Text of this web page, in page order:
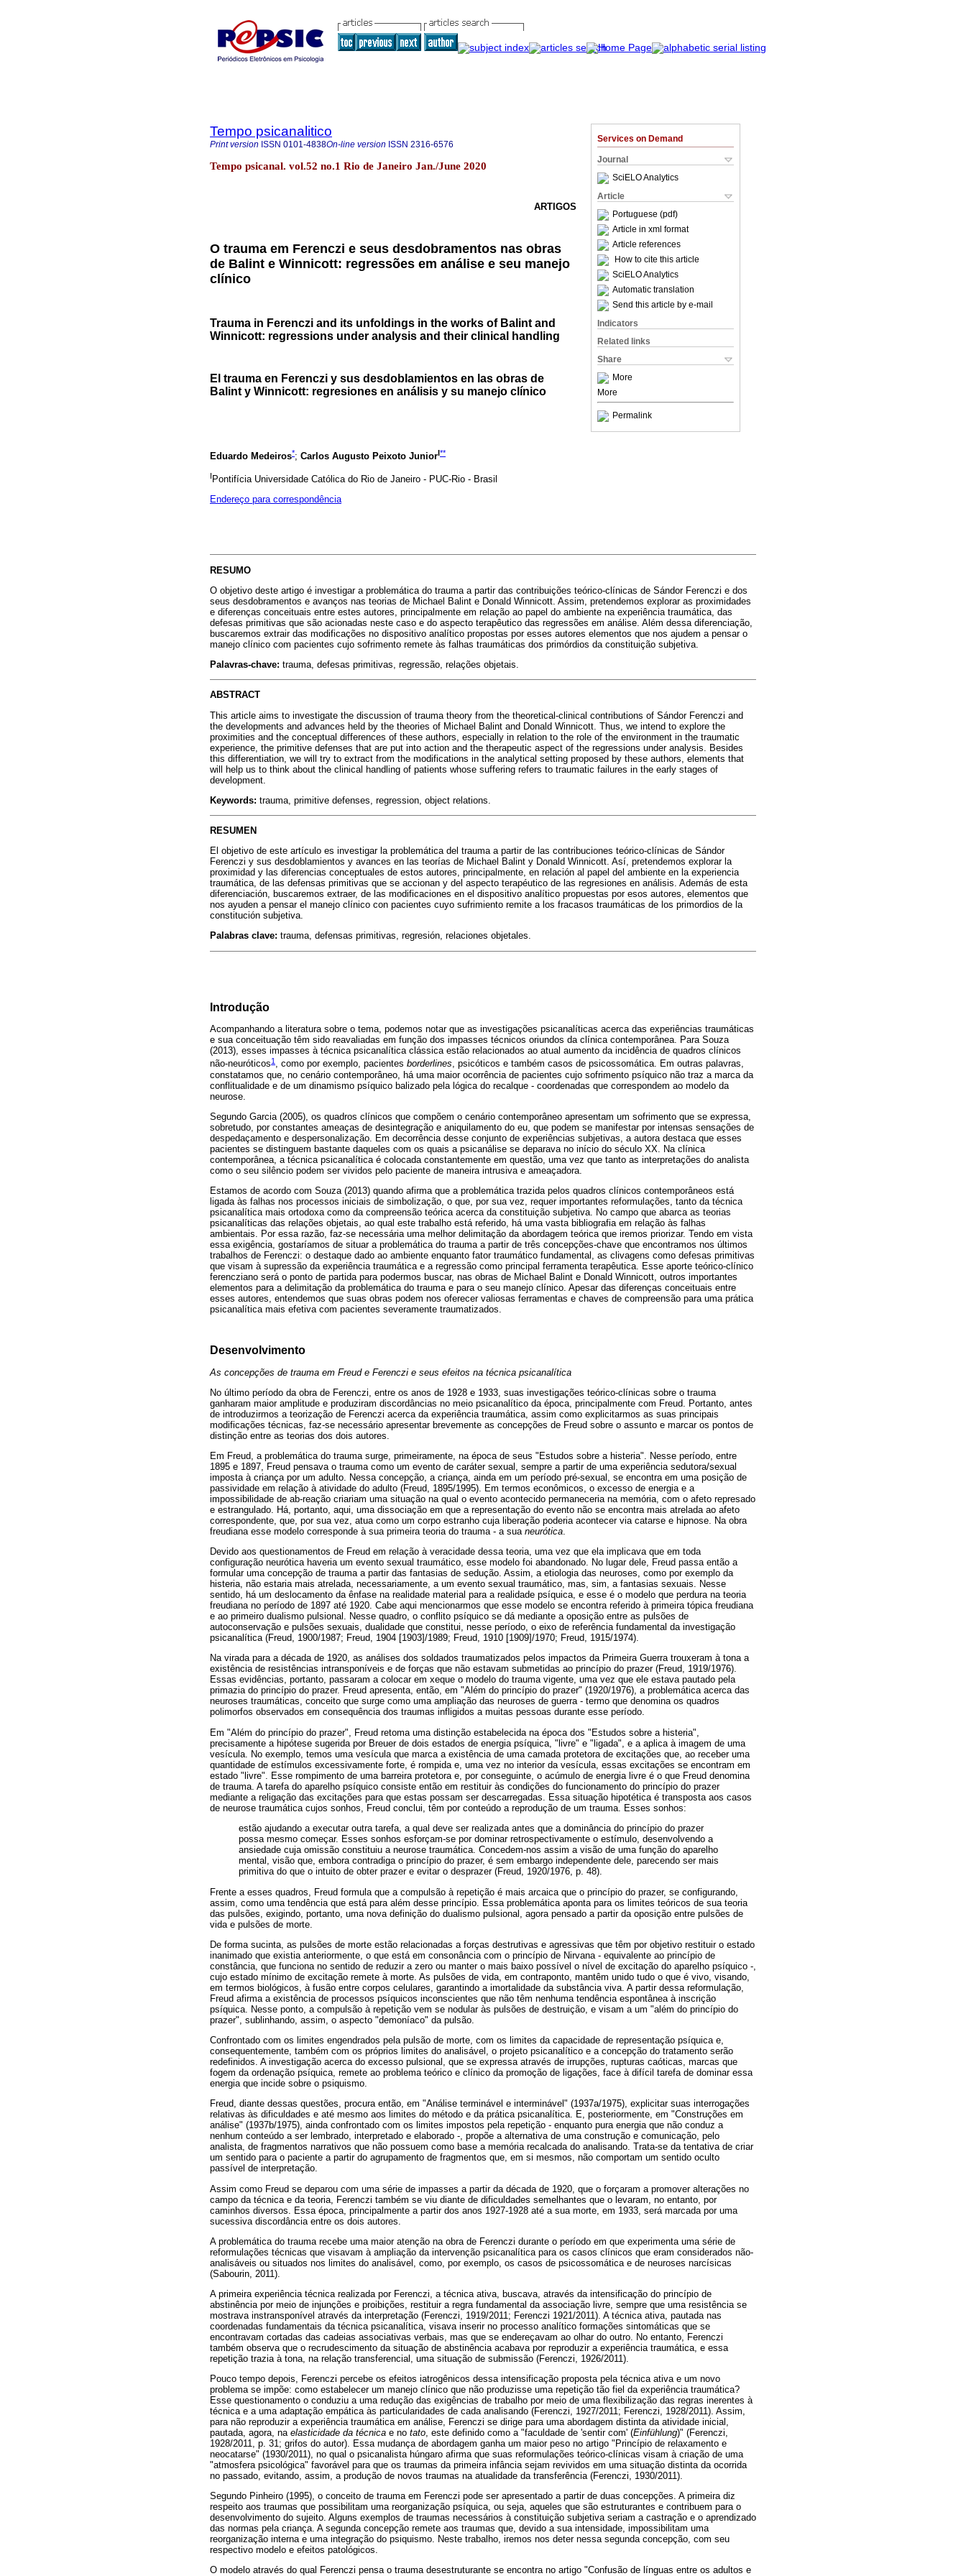
Services on Demand
Journal
SciELO Analytics
Article
Portuguese (pdf)
Article in xml format
Article references
How to cite this article
SciELO Analytics
Automatic translation
Send this article by e-mail
Indicators
Related links
Share
More
More
Permalink
Tempo psicanalitico
Print version ISSN 0101-4838On-line version ISSN 2316-6576
Tempo psicanal. vol.52 no.1 Rio de Janeiro Jan./June 2020
ARTIGOS
O trauma em Ferenczi e seus desdobramentos nas obras
de Balint e Winnicott: regressões em análise e seu manejo
clínico
Trauma in Ferenczi and its unfoldings in the works of Balint and
Winnicott: regressions under analysis and their clinical handling
El trauma en Ferenczi y sus desdoblamientos en las obras de
Balint y Winnicott: regresiones en análisis y su manejo clínico
Eduardo Medeiros*; Carlos Augusto Peixoto JuniorI**
IPontifícia Universidade Católica do Rio de Janeiro - PUC-Rio - Brasil
Endereço para correspondência
RESUMO
O objetivo deste artigo é investigar a problemática do trauma a partir das contribuições teórico-clínicas de Sándor Ferenczi e dos
seus desdobramentos e avanços nas teorias de Michael Balint e Donald Winnicott. Assim, pretendemos explorar as proximidades
e diferenças conceituais entre estes autores, principalmente em relação ao papel do ambiente na experiência traumática, das
defesas primitivas que são acionadas neste caso e do aspecto terapêutico das regressões em análise. Além dessa diferenciação,
buscaremos extrair das modificações no dispositivo analítico propostas por esses autores elementos que nos ajudem a pensar o
manejo clínico com pacientes cujo sofrimento remete às falhas traumáticas dos primórdios da constituição subjetiva.
Palavras-chave: trauma, defesas primitivas, regressão, relações objetais.
ABSTRACT
This article aims to investigate the discussion of trauma theory from the theoretical-clinical contributions of Sándor Ferenczi and
the developments and advances held by the theories of Michael Balint and Donald Winnicott. Thus, we intend to explore the
proximities and the conceptual differences of these authors, especially in relation to the role of the environment in the traumatic
experience, the primitive defenses that are put into action and the therapeutic aspect of the regressions under analysis. Besides
this differentiation, we will try to extract from the modifications in the analytical setting proposed by these authors, elements that
will help us to think about the clinical handling of patients whose suffering refers to traumatic failures in the early stages of
development.
Keywords: trauma, primitive defenses, regression, object relations.
RESUMEN
El objetivo de este artículo es investigar la problemática del trauma a partir de las contribuciones teórico-clínicas de Sándor
Ferenczi y sus desdoblamientos y avances en las teorías de Michael Balint y Donald Winnicott. Así, pretendemos explorar la
proximidad y las diferencias conceptuales de estos autores, principalmente, en relación al papel del ambiente en la experiencia
traumática, de las defensas primitivas que se accionan y del aspecto terapéutico de las regresiones en análisis. Además de esta
diferenciación, buscaremos extraer, de las modificaciones en el dispositivo analítico propuestas por esos autores, elementos que
nos ayuden a pensar el manejo clínico con pacientes cuyo sufrimiento remite a los fracasos traumáticas de los primordios de la
constitución subjetiva.
Palabras clave: trauma, defensas primitivas, regresión, relaciones objetales.
Introdução
Acompanhando a literatura sobre o tema, podemos notar que as investigações psicanalíticas acerca das experiências traumáticas
e sua conceituação têm sido reavaliadas em função dos impasses técnicos oriundos da clínica contemporânea. Para Souza
(2013), esses impasses à técnica psicanalítica clássica estão relacionados ao atual aumento da incidência de quadros clínicos
não-neuróticos1 , como por exemplo, pacientes borderlines, psicóticos e também casos de psicossomática. Em outras palavras,
constatamos que, no cenário contemporâneo, há uma maior ocorrência de pacientes cujo sofrimento psíquico não traz a marca da
conflitualidade e de um dinamismo psíquico balizado pela lógica do recalque - coordenadas que correspondem ao modelo da
neurose.
Segundo Garcia (2005), os quadros clínicos que compõem o cenário contemporâneo apresentam um sofrimento que se expressa,
sobretudo, por constantes ameaças de desintegração e aniquilamento do eu, que podem se manifestar por intensas sensações de
despedaçamento e despersonalização. Em decorrência desse conjunto de experiências subjetivas, a autora destaca que esses
pacientes se distinguem bastante daqueles com os quais a psicanálise se deparava no início do século XX. Na clínica
contemporânea, a técnica psicanalítica é colocada constantemente em questão, uma vez que tanto as interpretações do analista
como o seu silêncio podem ser vividos pelo paciente de maneira intrusiva e ameaçadora.
Estamos de acordo com Souza (2013) quando afirma que a problemática trazida pelos quadros clínicos contemporâneos está
ligada às falhas nos processos iniciais de simbolização, o que, por sua vez, requer importantes reformulações, tanto da técnica
psicanalítica mais ortodoxa como da compreensão teórica acerca da constituição subjetiva. No campo que abarca as teorias
psicanalíticas das relações objetais, ao qual este trabalho está referido, há uma vasta bibliografia em relação às falhas
ambientais. Por essa razão, faz-se necessária uma melhor delimitação da abordagem teórica que iremos priorizar. Tendo em vista
essa exigência, gostaríamos de situar a problemática do trauma a partir de três concepções-chave que encontramos nos últimos
trabalhos de Ferenczi: o destaque dado ao ambiente enquanto fator traumático fundamental, as clivagens como defesas primitivas
que visam à supressão da experiência traumática e a regressão como principal ferramenta terapêutica. Esse aporte teórico-clínico
ferencziano será o ponto de partida para podermos buscar, nas obras de Michael Balint e Donald Winnicott, outros importantes
elementos para a delimitação da problemática do trauma e para o seu manejo clínico. Apesar das diferenças conceituais entre
esses autores, entendemos que suas obras podem nos oferecer valiosas ferramentas e chaves de compreensão para uma prática
psicanalítica mais efetiva com pacientes severamente traumatizados.
Desenvolvimento
As concepções de trauma em Freud e Ferenczi e seus efeitos na técnica psicanalítica
No último período da obra de Ferenczi, entre os anos de 1928 e 1933, suas investigações teórico-clínicas sobre o trauma
ganharam maior amplitude e produziram discordâncias no meio psicanalítico da época, principalmente com Freud. Portanto, antes
de introduzirmos a teorização de Ferenczi acerca da experiência traumática, assim como explicitarmos as suas principais
modificações técnicas, faz-se necessário apresentar brevemente as concepções de Freud sobre o assunto e marcar os pontos de
distinção entre as teorias dos dois autores.
Em Freud, a problemática do trauma surge, primeiramente, na época de seus "Estudos sobre a histeria". Nesse período, entre
1895 e 1897, Freud pensava o trauma como um evento de caráter sexual, sempre a partir de uma experiência sedutora/sexual
imposta à criança por um adulto. Nessa concepção, a criança, ainda em um período pré-sexual, se encontra em uma posição de
passividade em relação à atividade do adulto (Freud, 1895/1995). Em termos econômicos, o excesso de energia e a
impossibilidade de ab-reação criariam uma situação na qual o evento acontecido permaneceria na memória, com o afeto represado
e estrangulado. Há, portanto, aqui, uma dissociação em que a representação do evento não se encontra mais atrelada ao afeto
correspondente, que, por sua vez, atua como um corpo estranho cuja liberação poderia acontecer via catarse e hipnose. Na obra
freudiana esse modelo corresponde à sua primeira teoria do trauma - a sua neurótica.
Devido aos questionamentos de Freud em relação à veracidade dessa teoria, uma vez que ela implicava que em toda
configuração neurótica haveria um evento sexual traumático, esse modelo foi abandonado. No lugar dele, Freud passa então a
formular uma concepção de trauma a partir das fantasias de sedução. Assim, a etiologia das neuroses, como por exemplo da
histeria, não estaria mais atrelada, necessariamente, a um evento sexual traumático, mas, sim, a fantasias sexuais. Nesse
sentido, há um deslocamento da ênfase na realidade material para a realidade psíquica, e esse é o modelo que perdura na teoria
freudiana no período de 1897 até 1920. Cabe aqui mencionarmos que esse modelo se encontra referido à primeira tópica freudiana
e ao primeiro dualismo pulsional. Nesse quadro, o conflito psíquico se dá mediante a oposição entre as pulsões de
autoconservação e pulsões sexuais, dualidade que constitui, nesse período, o eixo de referência fundamental da investigação
psicanalítica (Freud, 1900/1987; Freud, 1904 [1903]/1989; Freud, 1910 [1909]/1970; Freud, 1915/1974).
Na virada para a década de 1920, as análises dos soldados traumatizados pelos impactos da Primeira Guerra trouxeram à tona a
existência de resistências intransponíveis e de forças que não estavam submetidas ao princípio do prazer (Freud, 1919/1976).
Essas evidências, portanto, passaram a colocar em xeque o modelo do trauma vigente, uma vez que ele estava pautado pela
primazia do princípio do prazer. Freud apresenta, então, em "Além do princípio do prazer" (1920/1976), a problemática acerca das
neuroses traumáticas, conceito que surge como uma ampliação das neuroses de guerra - termo que denomina os quadros
polimorfos observados em consequência dos traumas infligidos a muitas pessoas durante esse período.
Em "Além do princípio do prazer", Freud retoma uma distinção estabelecida na época dos "Estudos sobre a histeria",
precisamente a hipótese sugerida por Breuer de dois estados de energia psíquica, "livre" e "ligada", e a aplica à imagem de uma
vesícula. No exemplo, temos uma vesícula que marca a existência de uma camada protetora de excitações que, ao receber uma
quantidade de estímulos excessivamente forte, é rompida e, uma vez no interior da vesícula, essas excitações se encontram em
estado "livre". Esse rompimento de uma barreira protetora e, por conseguinte, o acúmulo de energia livre é o que Freud denomina
de trauma. A tarefa do aparelho psíquico consiste então em restituir às condições do funcionamento do princípio do prazer
mediante a religação das excitações para que estas possam ser descarregadas. Essa situação hipotética é transposta aos casos
de neurose traumática cujos sonhos, Freud conclui, têm por conteúdo a reprodução de um trauma. Esses sonhos:
estão ajudando a executar outra tarefa, a qual deve ser realizada antes que a dominância do princípio do prazer
possa mesmo começar. Esses sonhos esforçam-se por dominar retrospectivamente o estímulo, desenvolvendo a
ansiedade cuja omissão constituiu a neurose traumática. Concedem-nos assim a visão de uma função do aparelho
mental, visão que, embora contradiga o princípio do prazer, é sem embargo independente dele, parecendo ser mais
primitiva do que o intuito de obter prazer e evitar o desprazer (Freud, 1920/1976, p. 48).
Frente a esses quadros, Freud formula que a compulsão à repetição é mais arcaica que o princípio do prazer, se configurando,
assim, como uma tendência que está para além desse princípio. Essa problemática aponta para os limites teóricos de sua teoria
das pulsões, exigindo, portanto, uma nova definição do dualismo pulsional, agora pensado a partir da oposição entre pulsões de
vida e pulsões de morte.
De forma sucinta, as pulsões de morte estão relacionadas a forças destrutivas e agressivas que têm por objetivo restituir o estado
inanimado que existia anteriormente, o que está em consonância com o princípio de Nirvana - equivalente ao princípio de
constância, que funciona no sentido de reduzir a zero ou manter o mais baixo possível o nível de excitação do aparelho psíquico -,
cujo estado mínimo de excitação remete à morte. As pulsões de vida, em contraponto, mantêm unido tudo o que é vivo, visando,
em termos biológicos, à fusão entre corpos celulares, garantindo a imortalidade da substância viva. A partir dessa reformulação,
Freud afirma a existência de processos psíquicos inconscientes que não têm nenhuma tendência espontânea à inscrição
psíquica. Nesse ponto, a compulsão à repetição vem se nodular às pulsões de destruição, e visam a um "além do princípio do
prazer", sublinhando, assim, o aspecto "demoníaco" da pulsão.
Confrontado com os limites engendrados pela pulsão de morte, com os limites da capacidade de representação psíquica e,
consequentemente, também com os próprios limites do analisável, o projeto psicanalítico e a concepção do tratamento serão
redefinidos. A investigação acerca do excesso pulsional, que se expressa através de irrupções, rupturas caóticas, marcas que
fogem da ordenação psíquica, remete ao problema teórico e clínico da promoção de ligações, face à difícil tarefa de dominar essa
energia que incide sobre o psiquismo.
Freud, diante dessas questões, procura então, em "Análise terminável e interminável" (1937a/1975), explicitar suas interrogações
relativas às dificuldades e até mesmo aos limites do método e da prática psicanalítica. E, posteriormente, em "Construções em
análise" (1937b/1975), ainda confrontado com os limites impostos pela repetição - enquanto pura energia que não conduz a
nenhum conteúdo a ser lembrado, interpretado e elaborado -, propõe a alternativa de uma construção e comunicação, pelo
analista, de fragmentos narrativos que não possuem como base a memória recalcada do analisando. Trata-se da tentativa de criar
um sentido para o paciente a partir do agrupamento de fragmentos que, em si mesmos, não comportam um sentido oculto
passível de interpretação.
Assim como Freud se deparou com uma série de impasses a partir da década de 1920, que o forçaram a promover alterações no
campo da técnica e da teoria, Ferenczi também se viu diante de dificuldades semelhantes que o levaram, no entanto, por
caminhos diversos. Essa época, principalmente a partir dos anos 1927-1928 até a sua morte, em 1933, será marcada por uma
sucessiva discordância entre os dois autores.
A problemática do trauma recebe uma maior atenção na obra de Ferenczi durante o período em que experimenta uma série de
reformulações técnicas que visavam à ampliação da intervenção psicanalítica para os casos clínicos que eram considerados não-
analisáveis ou situados nos limites do analisável, como, por exemplo, os casos de psicossomática e de neuroses narcísicas
(Sabourin, 2011).
A primeira experiência técnica realizada por Ferenczi, a técnica ativa, buscava, através da intensificação do princípio de
abstinência por meio de injunções e proibições, restituir a regra fundamental da associação livre, sempre que uma resistência se
mostrava instransponível através da interpretação (Ferenczi, 1919/2011; Ferenczi 1921/2011). A técnica ativa, pautada nas
coordenadas fundamentais da técnica psicanalítica, visava inserir no processo analítico formações sintomáticas que se
encontravam cortadas das cadeias associativas verbais, mas que se endereçavam ao olhar do outro. No entanto, Ferenczi
também observa que o recrudescimento da situação de abstinência acabava por reproduzir a experiência traumática, e essa
repetição trazia à tona, na relação transferencial, uma situação de submissão (Ferenczi, 1926/2011).
Pouco tempo depois, Ferenczi percebe os efeitos iatrogênicos dessa intensificação proposta pela técnica ativa e um novo
problema se impõe: como estabelecer um manejo clínico que não produzisse uma repetição tão fiel da experiência traumática?
Esse questionamento o conduziu a uma redução das exigências de trabalho por meio de uma flexibilização das regras inerentes à
técnica e a uma adaptação empática às particularidades de cada analisando (Ferenczi, 1927/2011; Ferenczi, 1928/2011). Assim,
para não reproduzir a experiência traumática em análise, Ferenczi se dirige para uma abordagem distinta da atividade inicial,
pautada, agora, na elasticidade da técnica e no tato, este definido como a "faculdade de 'sentir com' (Einfühlung)" (Ferenczi,
1928/2011, p. 31; grifos do autor). Essa mudança de abordagem ganha um maior peso no artigo "Princípio de relaxamento e
neocatarse" (1930/2011), no qual o psicanalista húngaro afirma que suas reformulações teórico-clínicas visam à criação de uma
"atmosfera psicológica" favorável para que os traumas da primeira infância sejam revividos em uma situação distinta da ocorrida
no passado, evitando, assim, a produção de novos traumas na atualidade da transferência (Ferenczi, 1930/2011).
Segundo Pinheiro (1995), o conceito de trauma em Ferenczi pode ser apresentado a partir de duas concepções. A primeira diz
respeito aos traumas que possibilitam uma reorganização psíquica, ou seja, aqueles que são estruturantes e contribuem para o
desenvolvimento do sujeito. Alguns exemplos de traumas necessários à constituição subjetiva seriam a castração e o aprendizado
das normas pela criança. A segunda concepção remete aos traumas que, devido a sua intensidade, impossibilitam uma
reorganização interna e uma integração do psiquismo. Neste trabalho, iremos nos deter nessa segunda concepção, com seu
respectivo modelo e efeitos patológicos.
O modelo através do qual Ferenczi pensa o trauma desestruturante se encontra no artigo "Confusão de línguas entre os adultos e